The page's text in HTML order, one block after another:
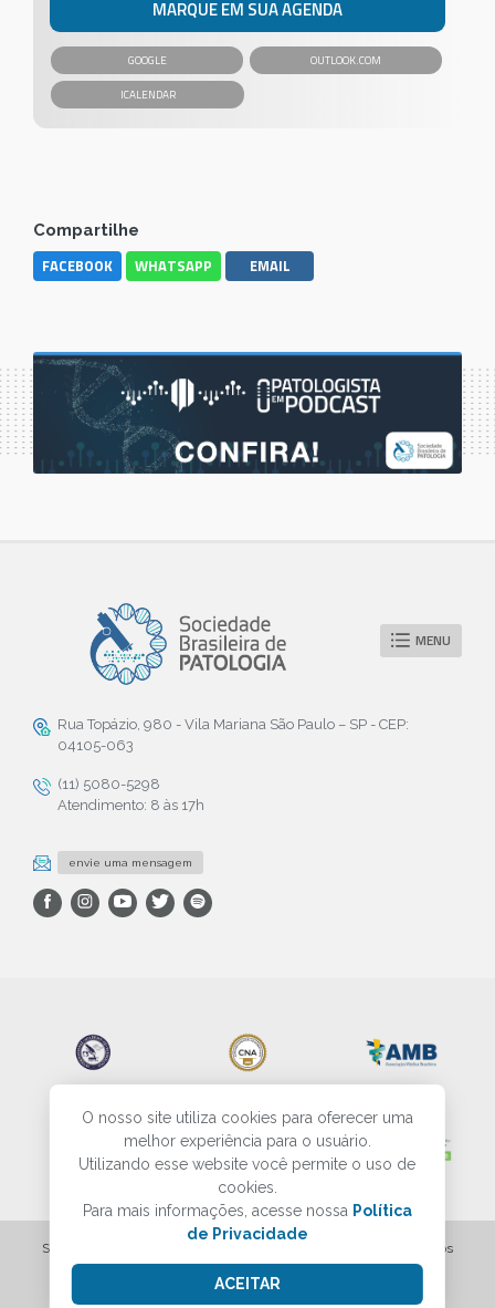
O nosso site utiliza cookies para oferecer uma
melhor experiência para o usuário.
Utilizando esse website você permite o uso de
cookies.
Para mais informações, acesse nossa Política
de Privacidade
ACEITAR
MARQUE EM SUA AGENDA
GOOGLE OUTLOOK.COM
Compartilhe
FACEBOOK WHATSAPP EMAIL
MENU
Rua Topázio, 980 - Vila Mariana São Paulo – SP - CEP:
04105-063
(11) 5080-5298
Atendimento: 8 às 17h
envie uma mensagem
SBP - Sociedade Brasileira de Patologia - Todos os direitos reservados
Criação do site